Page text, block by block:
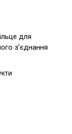
для
з’єднання